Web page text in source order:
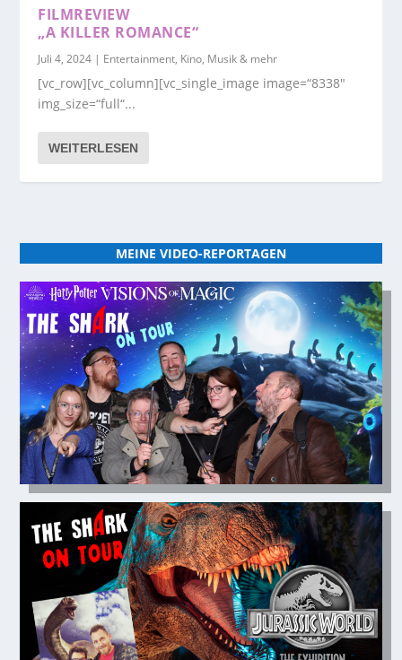
FILMREVIEW
„A KILLER ROMANCE“
Juli 4, 2024 | Entertainment, Kino, Musik & mehr
[vc_row][vc_column][vc_single_image image=“8338″
img_size=“full“...
WEITERLESEN
MEINE VIDEO-REPORTAGEN